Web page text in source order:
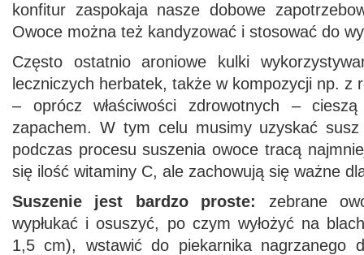
konfitur zaspokaja nasze dobowe
Owoce można też kandyzować i stosować do
Często ostatnio aroniowe kulki
leczniczych herbatek, także w kompozycji np. z
– oprócz właściwości zdrowotnych –
zapachem. W tym celu musimy uzyskać
podczas procesu suszenia owoce tracą
się ilość witaminy C, ale zachowują się ważne
Suszenie jest bardzo proste:
zebrane
wypłukać i osuszyć, po czym wyłożyć na
1,5 cm), wstawić do piekarnika nagrzanego